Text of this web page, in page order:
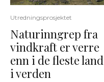
Utredningsprosjektet
Naturinngrep fra
vindkraft er verre
enn i de fleste land
i verden